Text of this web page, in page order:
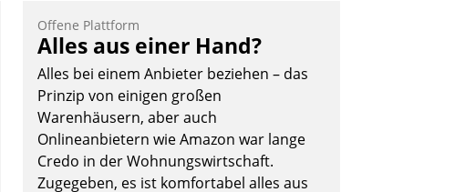
Offene Plattform
Alles aus einer Hand?
Alles bei einem Anbieter beziehen – das
Prinzip von einigen großen
Warenhäusern, aber auch
Onlineanbietern wie Amazon war lange
Credo in der Wohnungswirtschaft.
Zugegeben, es ist komfortabel alles aus